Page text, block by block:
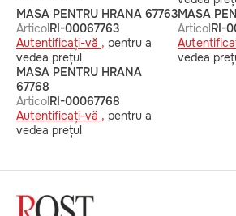
MASA PENTRU HRANA 67763
ArticolRI-00067763
Autentificați-vă , pentru a
vedea prețul
MASA
ArticolRI-
vedea
MASA PENTRU HRANA
67768
ArticolRI-00067768
Autentificați-vă , pentru a
vedea prețul